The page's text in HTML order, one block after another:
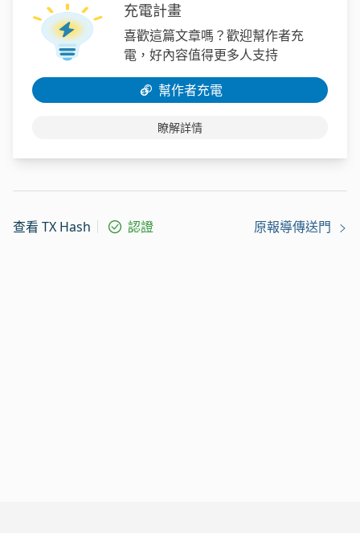
充電計畫
喜歡這篇文章嗎？歡迎幫作者充
電，好內容值得更多人支持
幫作者充電
瞭解詳情
查看 TX Hash 認證 原報導傳送門